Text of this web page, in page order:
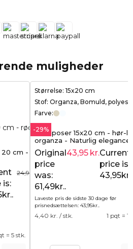
muligheder
20 cm -
24,95 kr.
is:
= 5 stk.
Størrelse: 15x20 cm
Stof: Organza, Bomuld,
Farve:
-29%
Gaveposer 15x20 cm - hør-
organza - Naturlig elegance
moderne form (10 stk.)
Original
price
was:
61,49kr..
43,95 kr.Current
price is:
43,95kr..
Laveste pris de sidste 30 dage før
prisnedsættelsen: 43,95kr..
4,40 kr. / stk. 1 pqt =